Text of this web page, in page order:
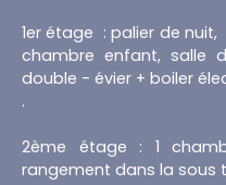
1er étage : palier de nuit,
chambre enfant, salle
double - évier + boiler
.
2ème étage : 1
rangement dans la sous